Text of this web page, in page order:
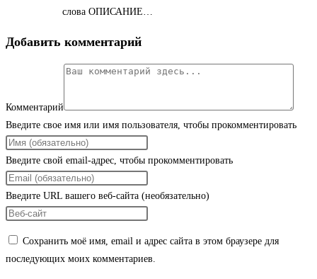
слова ОПИСАНИЕ…
Добавить комментарий
Комментарий
Введите свое имя или имя пользователя, чтобы прокомментировать
Введите свой email-адрес, чтобы прокомментировать
Введите URL вашего веб-сайта (необязательно)
Сохранить моё имя, email и адрес сайта в этом браузере для
последующих моих комментариев.